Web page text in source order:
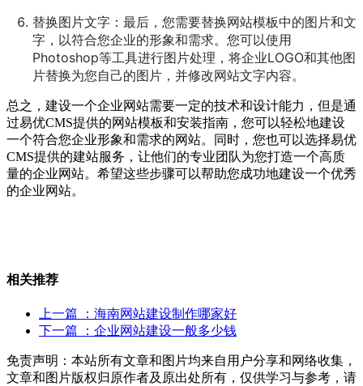
替换图片文字：最后，您需要替换网站模板中的图片和文
字，以符合您企业的形象和需求。您可以使用
Photoshop等工具进行图片处理，将企业LOGO和其他图
片替换为您自己的图片，并修改网站文字内容。
总之，建设一个企业网站需要一定的技术和设计能力，但是通
过易优CMS提供的网站模板和安装指南，您可以轻松地建设
一个符合您企业形象和需求的网站。同时，您也可以选择易优
CMS提供的建站服务，让他们的专业团队为您打造一个高质
量的企业网站。希望这些步骤可以帮助您成功地建设一个优秀
的企业网站。
相关推荐
上一篇
：海南网站建设制作哪家好
下一篇
：企业网站建设一般多少钱
免责声明：本站所有文章和图片均来自用户分享和网络收集，
文章和图片版权归原作者及原出处所有，仅供学习与参考，请